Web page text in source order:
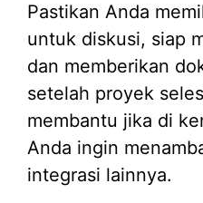
Pastikan Anda
untuk diskusi, siap
dan memberikan
setelah proyek
membantu jika di
Anda ingin
integrasi lainnya.